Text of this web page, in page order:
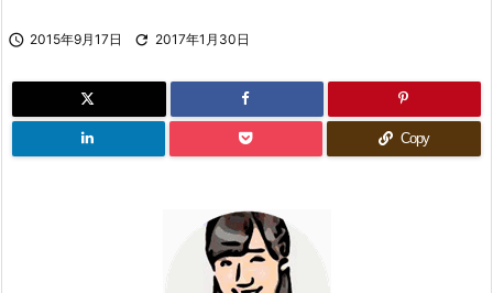
 2015年9月17日  2017年1月30日
Copy